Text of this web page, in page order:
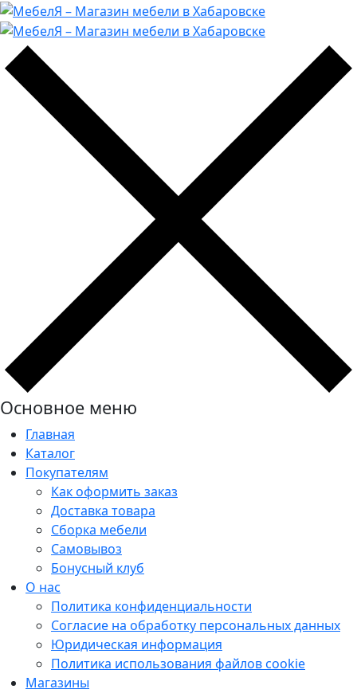
Основное меню
Главная
Каталог
Покупателям
Как оформить заказ
Доставка товара
Сборка мебели
Самовывоз
Бонусный клуб
О нас
Политика конфиденциальности
Согласие на обработку персональных данных
Юридическая информация
Политика использования файлов cookie
Магазины